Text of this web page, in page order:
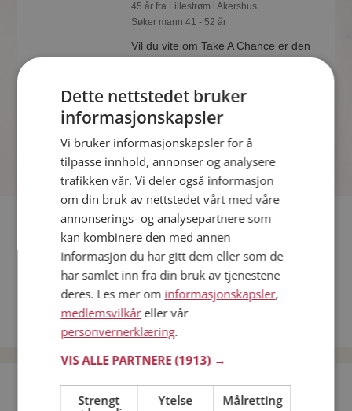
45 år fra Lillestrøm i Akershus
Søker mann 41 - 52 år
Vil du vite om Take A Chance er den
rette for deg? Bli medlem og se hva
kvelden. Kanskje en treningsentusiast
som deg selv?
Fler single
Flere singlekvinner fra Lillestrøm :Luna,Guran,N78
Menn fra Lillestrøm
Date kvinner i Norge
Date menn i Norge
Bli medlem gratis!
Dette nettstedet bruker
informasjonskapsler
Vi bruker informasjonskapsler for å
tilpasse innhold, annonser og analysere
trafikken vår. Vi deler også informasjon
om din bruk av nettstedet vårt med våre
annonserings- og analysepartnere som
kan kombinere den med annen
informasjon du har gitt dem eller som de
har samlet inn fra din bruk av tjenestene
deres. Les mer om informasjonskapsler,
medlemsvilkåreller vår
personvernerklæring.
VIS ALLE PARTNERE(1913) →
Strengt
Ytelse Målretting